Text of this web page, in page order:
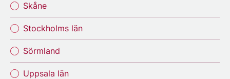
Skåne
Stockholms län
Sörmland
Uppsala län